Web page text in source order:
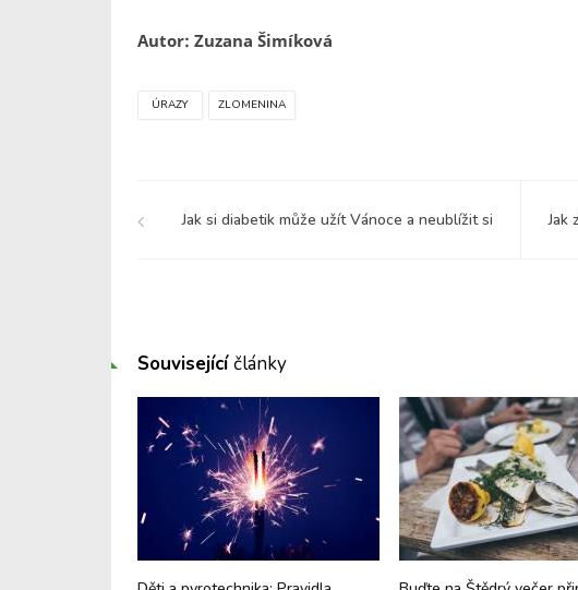
Autor: Zuzana Šimíková
ÚRAZY ZLOMENINA
Jak si diabetik může užít Vánoce a neublížit si Jak
Souvisejícíčlánky